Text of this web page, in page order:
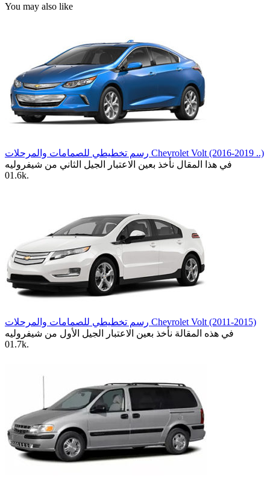
You may also like
رسم تخطيطي للصمامات والمرحلات Chevrolet Volt (2016-2019 ..)
في هذا المقال نأخذ بعين الاعتبار الجيل الثاني من شيفروليه
01.6k.
رسم تخطيطي للصمامات والمرحلات Chevrolet Volt (2011-2015)
في هذه المقالة نأخذ بعين الاعتبار الجيل الأول من شيفروليه
01.7k.